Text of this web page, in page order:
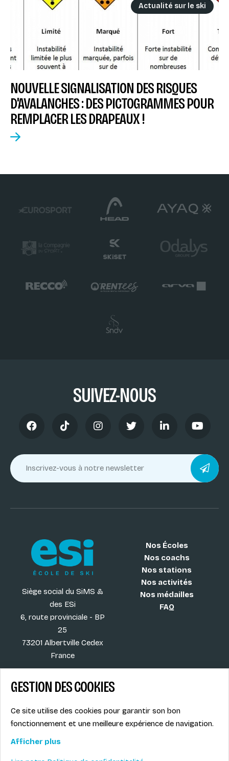
Actualité sur le ski
NOUVELLE SIGNALISATION DES RISQUES
D'AVALANCHES : DES PICTOGRAMMES POUR
REMPLACER LES DRAPEAUX !
SUIVEZ-NOUS
Siège social du SiMS &
des ESi
6, route provinciale - BP
25
73201 Albertville Cedex
France
Nos Écoles
Nos coachs
Nos stations
Nos activités
Nos médailles
FAQ
Les plus ESI
Offres d'emploi
Le syndicat SIMS
Mentions légales
Politique de
GESTION DES COOKIES
Ce site utilise des cookies pour garantir son bon
fonctionnement et une meilleure expérience de navigation.
Afficher plus